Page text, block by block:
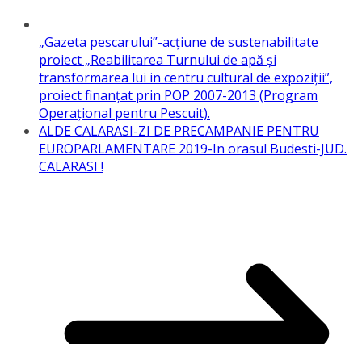
„Gazeta pescarului”-acțiune de sustenabilitate
proiect „Reabilitarea Turnului de apă și
transformarea lui in centru cultural de expoziții”,
proiect finanțat prin POP 2007-2013 (Program
Operațional pentru Pescuit).
ALDE CALARASI-ZI DE PRECAMPANIE PENTRU
EUROPARLAMENTARE 2019-In orasul Budesti-JUD.
CALARASI !